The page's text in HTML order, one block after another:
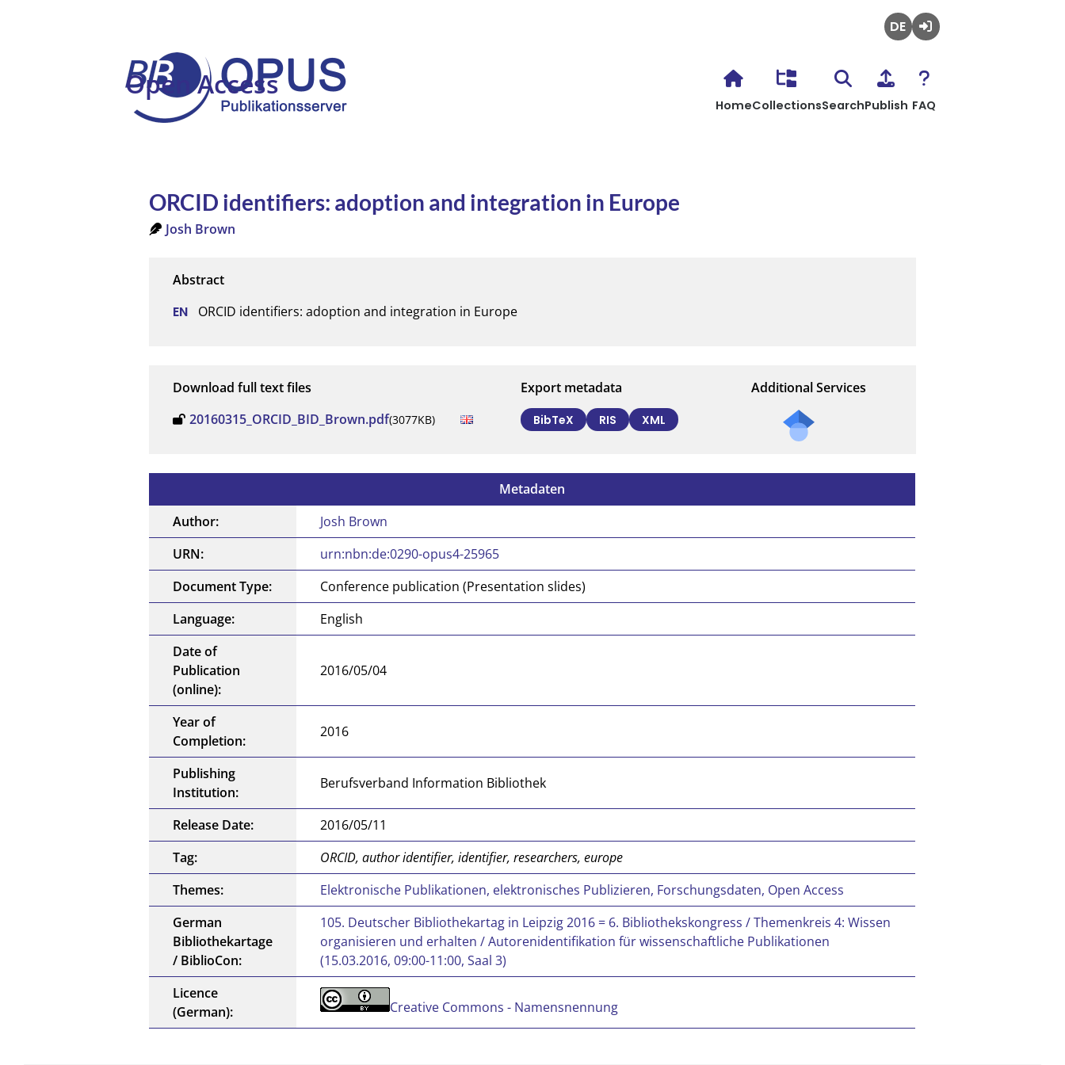
Open Access
HomeCollectionsSearchPublish FAQ
ORCID identifiers: adoption and integration in Europe
Josh Brown
ORCID identifiers: adoption and integration in Europe
Download full text files
20160315_ORCID_BID_Brown.pdf(3077KB)
Export metadata
BibTeX RIS XML
Additional Services
Metadaten
Author:
Josh Brown
URN:
urn:nbn:de:0290-opus4-25965
Document Type:
Conference publication (Presentation slides)
Language:
English
Date of
Publication
(online):
2016/05/04
Year of
Completion:
2016
Publishing
Institution:
Berufsverband Information Bibliothek
Release Date:
2016/05/11
Tag:
ORCID, author identifier, identifier, researchers, europe
Themes:
Elektronische Publikationen, elektronisches Publizieren, Forschungsdaten, Open Access
German
Bibliothekartage
/ BiblioCon:
105. Deutscher Bibliothekartag in Leipzig 2016 = 6. Bibliothekskongress / Themenkreis 4: Wissen
organisieren und erhalten / Autorenidentifikation für wissenschaftliche Publikationen
(15.03.2016, 09:00-11:00, Saal 3)
Licence
(German):
Creative Commons - Namensnennung